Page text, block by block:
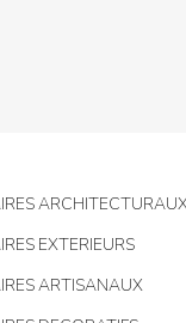
EXTERIEURS
ARTISANAUX